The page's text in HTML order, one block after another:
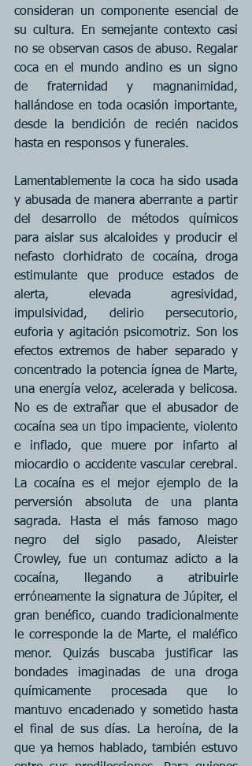
consideran un componente esencial de
su cultura. En semejante contexto casi
no se observan casos de abuso. Regalar
coca en el mundo andino es un signo
de fraternidad y magnanimidad,
hallándose en toda ocasión importante,
desde la bendición de recién nacidos
hasta en responsos y funerales.
Lamentablemente la coca ha sido usada
y abusada de manera aberrante a partir
del desarrollo de métodos químicos
para aislar sus alcaloides y producir el
nefasto clorhidrato de cocaína, droga
estimulante que produce estados de
alerta, elevada agresividad,
impulsividad, delirio persecutorio,
euforia y agitación psicomotriz. Son los
efectos extremos de haber separado y
concentrado la potencia ígnea de Marte,
una energía veloz, acelerada y belicosa.
No es de extrañar que el abusador de
cocaína sea un tipo impaciente, violento
e inflado, que muere por infarto al
miocardio o accidente vascular cerebral.
La cocaína es el mejor ejemplo de la
perversión absoluta de una planta
sagrada. Hasta el más famoso mago
negro del siglo pasado, Aleister
Crowley, fue un contumaz adicto a la
cocaína, llegando a atribuirle
erróneamente la signatura de Júpiter, el
gran benéfico, cuando tradicionalmente
le corresponde la de Marte, el maléfico
menor. Quizás buscaba justificar las
bondades imaginadas de una droga
químicamente procesada que lo
mantuvo encadenado y sometido hasta
el final de sus días. La heroína, de la
que ya hemos hablado, también estuvo